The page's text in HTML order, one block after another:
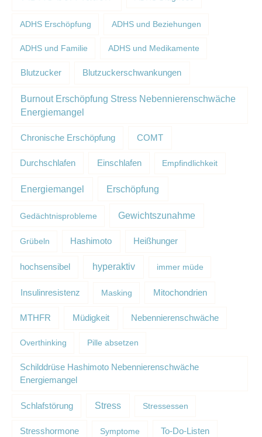
ADHS Erschöpfung ADHS und Beziehungen
ADHS und Familie ADHS und Medikamente
Blutzucker Blutzuckerschwankungen
Burnout Erschöpfung Stress Nebennierenschwäche
Energiemangel
Chronische Erschöpfung COMT
Durchschlafen Einschlafen Empfindlichkeit
Energiemangel Erschöpfung
Gedächtnisprobleme Gewichtszunahme
Grübeln Hashimoto Heißhunger
hochsensibel hyperaktiv immer müde
Insulinresistenz Masking Mitochondrien
MTHFR Müdigkeit Nebennierenschwäche
Overthinking Pille absetzen
Schilddrüse Hashimoto Nebennierenschwäche
Energiemangel
Schlafstörung Stress Stressessen
Stresshormone Symptome To-Do-Listen